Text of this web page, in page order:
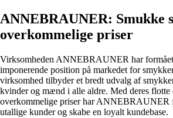
ANNEBRAUNER: Smukke
overkommelige priser
Virksomheden ANNEBRAUNER har formået
imponerende position på markedet for
virksomhed tilbyder et bredt udvalg af
kvinder og mænd i alle aldre. Med deres flotte
overkommelige priser har ANNEBRAUNER
utallige kunder og skabe en loyalt kundebase.